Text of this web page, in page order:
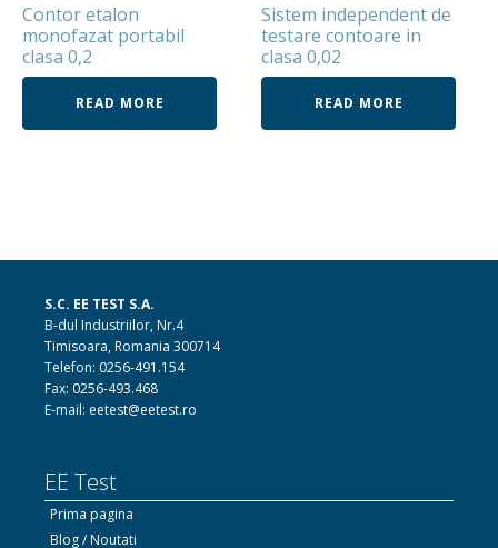
Contor etalon
monofazat portabil
clasa 0,2
READ MORE
Sistem independent de
testare contoare in
clasa 0,02
READ MORE
S.C. EE TEST S.A.
B-dul Industriilor, Nr.4
Timisoara, Romania 300714
Telefon: 0256-491.154
Fax: 0256-493.468
E-mail: eetest@eetest.ro
EE Test
Prima pagina
Blog / Noutati